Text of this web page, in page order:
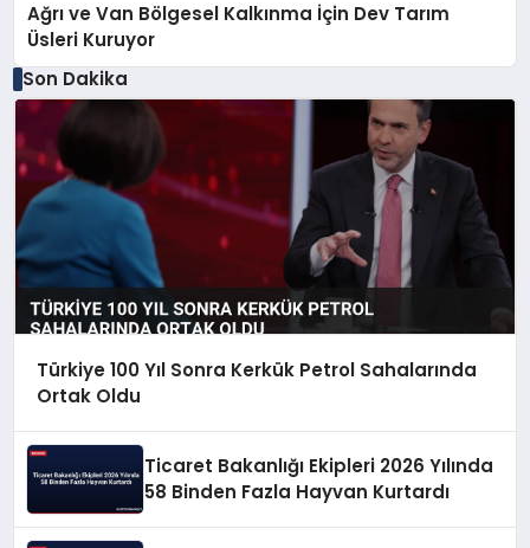
Ağrı ve Van Bölgesel Kalkınma İçin Dev Tarım
Üsleri Kuruyor
Son Dakika
Türkiye 100 Yıl Sonra Kerkük Petrol Sahalarında
Ortak Oldu
Ticaret Bakanlığı Ekipleri 2026 Yılında
58 Binden Fazla Hayvan Kurtardı